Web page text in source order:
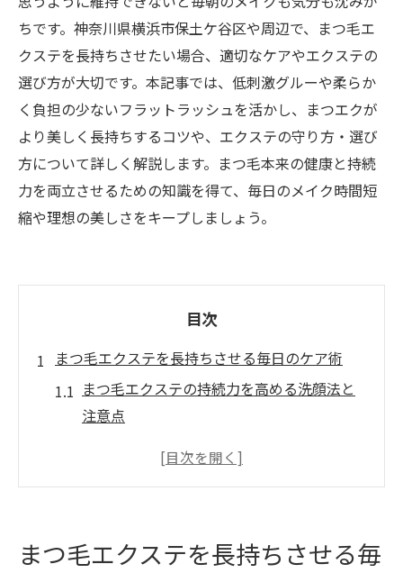
ちです。神奈川県横浜市保土ケ谷区や周辺で、まつ毛エ
クステを長持ちさせたい場合、適切なケアやエクステの
選び方が大切です。本記事では、低刺激グルーや柔らか
く負担の少ないフラットラッシュを活かし、まつエクが
より美しく長持ちするコツや、エクステの守り方・選び
方について詳しく解説します。まつ毛本来の健康と持続
力を両立させるための知識を得て、毎日のメイク時間短
縮や理想の美しさをキープしましょう。
目次
まつ毛エクステを長持ちさせる毎日のケア術
まつ毛エクステの持続力を高める洗顔法と
注意点
低刺激グルー利用でまつ毛エクステが長持
オイルフリークレンジングでまつ毛エクス
まつ毛エクステを長持ちさせる毎